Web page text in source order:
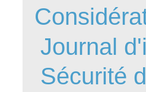
Journal
Sécurité